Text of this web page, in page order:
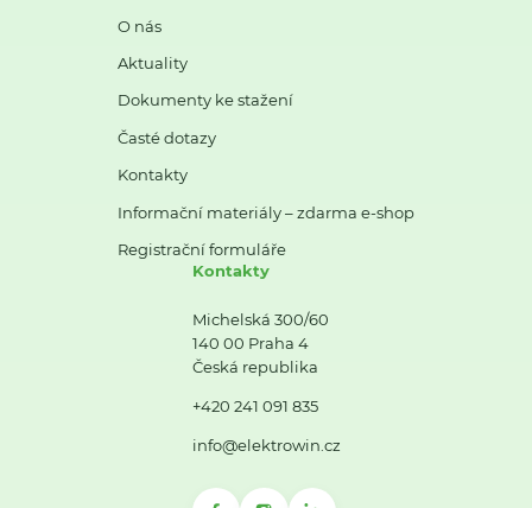
O nás
Aktuality
Dokumenty ke stažení
Časté dotazy
Kontakty
Informační materiály – zdarma e-shop
Registrační formuláře
Kontakty
Michelská 300/60
140 00 Praha 4
Česká republika
+420 241 091 835
info@elektrowin.cz